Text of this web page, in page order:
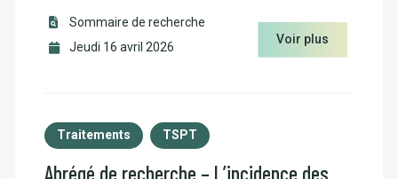
Sommaire de recherche
Jeudi 16 avril 2026
Voir plus
Traitements TSPT
Abrégé de recherche – L’incidence des